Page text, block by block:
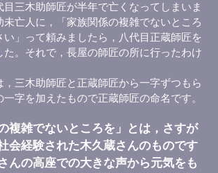
三木助師匠が半年で亡くなってしまいま
未亡人に，「家族関係の複雑でないところ
い」って頼みましたら，八代目正蔵師匠を
た。それで，長屋の師匠の所に行ったわけ
三木助師匠と正蔵師匠から一字ずつもら
字を加えたもので正蔵師匠の命名です。
複雑でないところを」とは，さすが
会経験された木久蔵さんのものです
んの高座での大きな声から元気をも